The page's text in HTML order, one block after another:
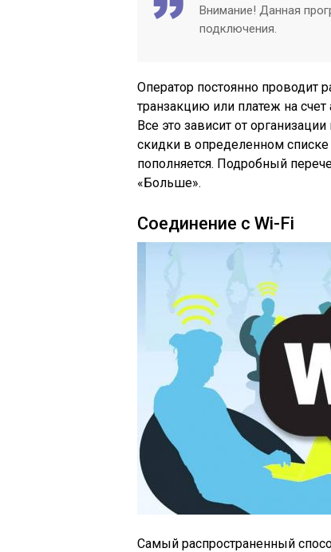
Внимание! Данная
подключения.
Оператор постоянно проводит
транзакцию или платеж на
Все это зависит от
скидки в определенном списке
пополняется. Подробный
«Больше».
Соединение с Wi-Fi
Самый распространенный